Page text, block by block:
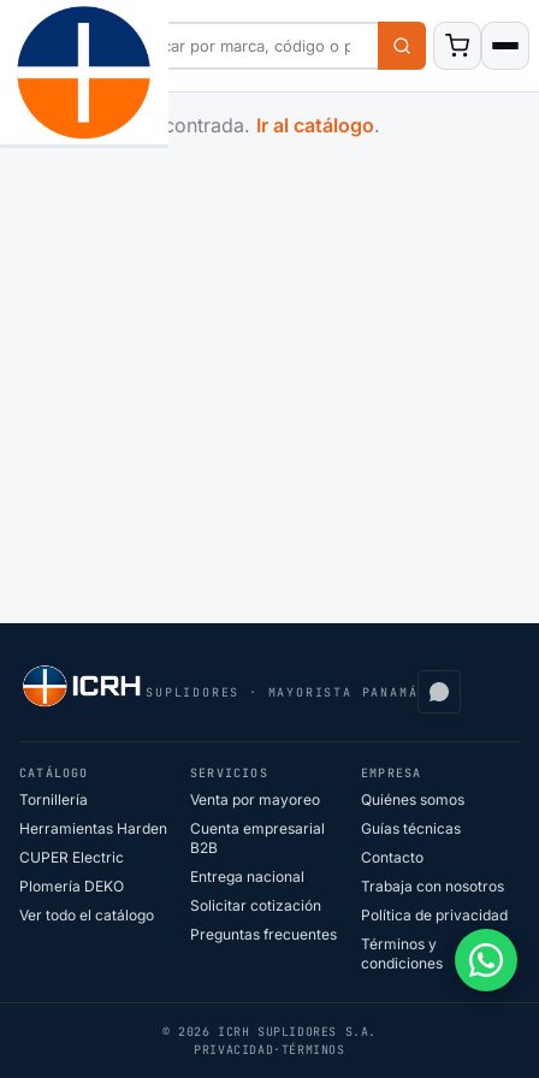
Familia no encontrada. Ir al catálogo.
SUPLIDORES · MAYORISTA PANAMÁ
CATÁLOGO
Tornillería
Herramientas Harden
CUPER Electric
Plomería DEKO
Ver todo el catálogo
SERVICIOS
Venta por mayoreo
Cuenta empresarial
B2B
Entrega nacional
Solicitar cotización
Preguntas frecuentes
EMPRESA
Quiénes somos
Guías técnicas
Contacto
Trabaja con nosotros
Política de privacidad
Términos y
condiciones
© 2026 ICRH SUPLIDORES S.A.
PRIVACIDAD · TÉRMINOS